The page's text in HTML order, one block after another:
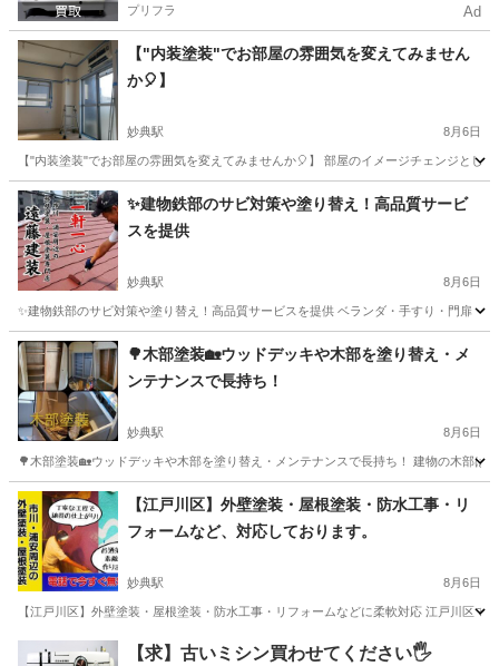
プリフラ Ad
【"内装塗装"でお部屋の雰囲気を変えてみません
か🎈】
妙典駅 8月6日
【"内装塗装"でお部屋の雰囲気を変えてみませんか🎈】 部屋のイメージチェンジと
千葉 市川市 妙典駅 その他 壁紙
✨建物鉄部のサビ対策や塗り替え！高品質サービ
スを提供
妙典駅 8月6日
✨建物鉄部のサビ対策や塗り替え！高品質サービスを提供 ベランダ・手すり・門扉
千葉 市川市 妙典駅 その他 建物
🌳木部塗装🏡ウッドデッキや木部を塗り替え・メ
ンテナンスで長持ち！
妙典駅 8月6日
🌳木部塗装🏡ウッドデッキや木部を塗り替え・メンテナンスで長持ち！ 建物の木部
千葉 市川市 妙典駅 リフォーム ウッドデッキ
【江戸川区】外壁塗装・屋根塗装・防水工事・リ
フォームなど、対応しております。
妙典駅 8月6日
【江戸川区】外壁塗装・屋根塗装・防水工事・リフォームなどに柔軟対応 江戸川区
千葉 市川市 妙典駅 リフォーム
【求】古いミシン買わせてください🖐️